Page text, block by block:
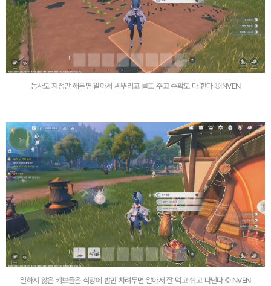
농사도 지정만 해두면 알아서 씨뿌리고 물도 주고 수확도 다 한다 ©INVEN
일하지 않은 키보들은 식당에 밥만 차려두면 알아서 잘 먹고 쉬고 다닌다 ©INVEN